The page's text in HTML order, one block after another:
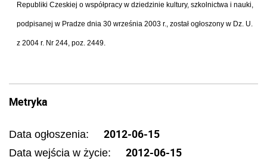
Republiki Czeskiej o współpracy w dziedzinie kultury, szkolnictwa i nauki,
podpisanej w Pradze dnia 30 września 2003 r., został ogłoszony w Dz. U.
z 2004 r. Nr 244, poz. 2449.
Metryka
Data ogłoszenia: 2012-06-15
Data wejścia w życie: 2012-06-15